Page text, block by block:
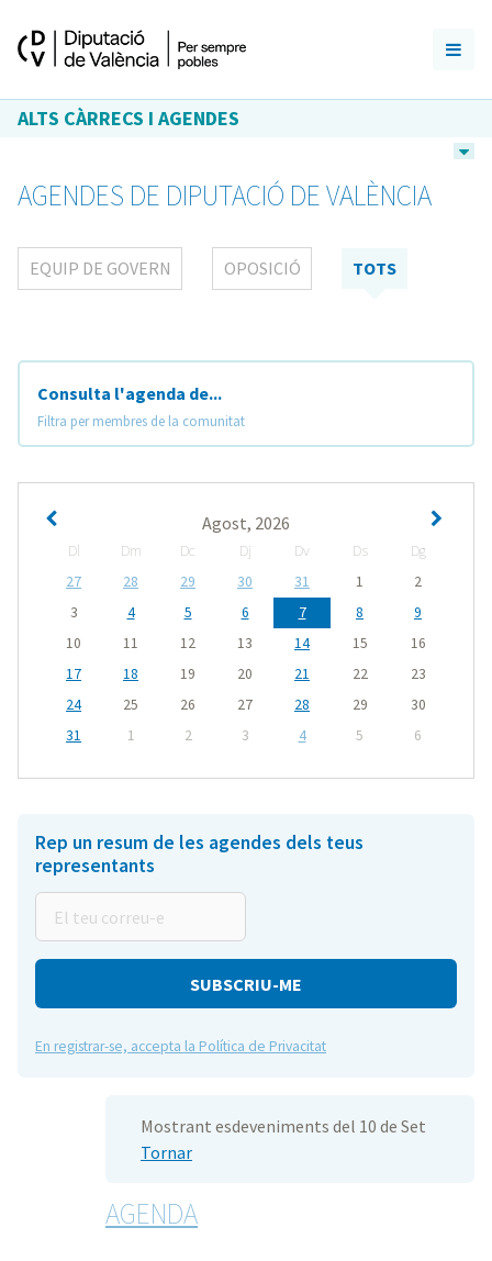
ALTS CÀRRECS I AGENDES
AGENDES DE DIPUTACIÓ DE VALÈNCIA
EQUIP DE GOVERN OPOSICIÓ TOTS
Consulta l'agenda de...
Filtra per membres de la comunitat
Agost, 2026
Dl Dm Dc Dj Dv Ds
Dg
27
28 29 30 31 1
2
3
4 5 6 7 8
9
10
11 12 13 14 15
16
17
18 19 20 21 22
23
24
25 26 27 28 29
30
31
1 2 3 4 5 6
Rep un resum de les agendes dels teus
representants
teu
correu-
En registrar-se, accepta la Política de Privacitat
Mostrant esdeveniments del 10 de Set
Tornar
AGENDA